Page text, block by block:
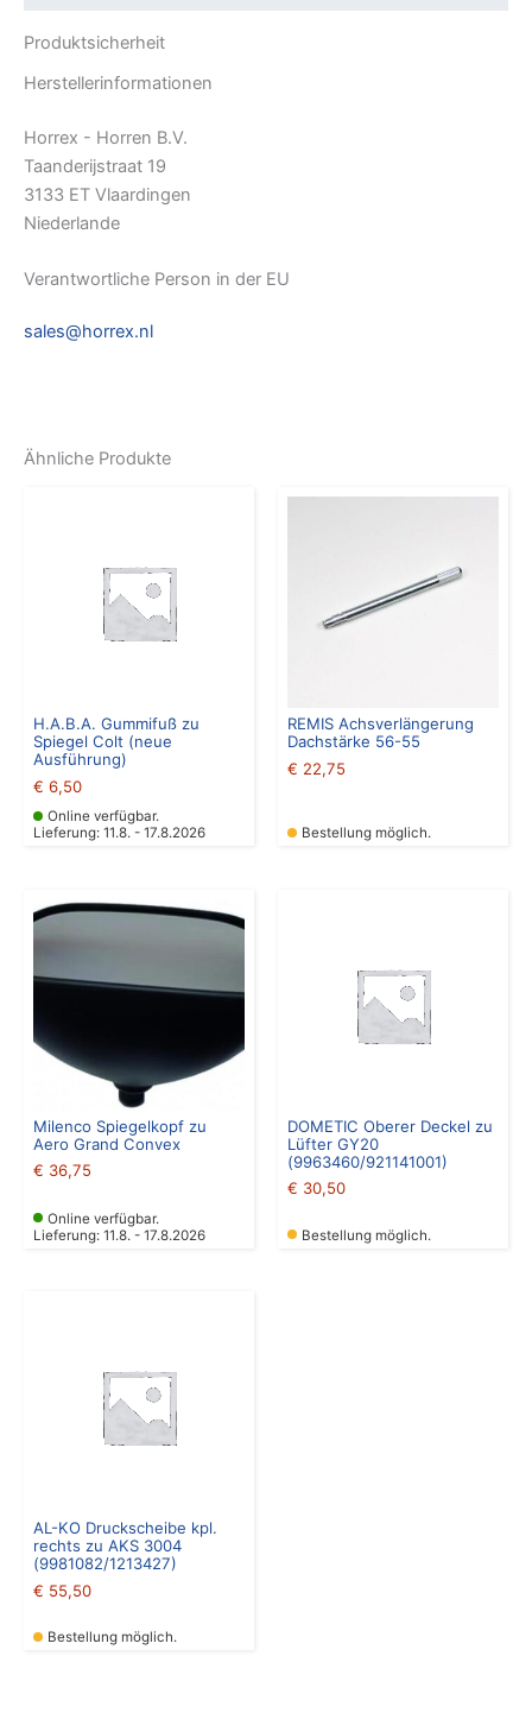
Produktsicherheit
Herstellerinformationen
Horrex - Horren B.V.
Taanderijstraat 19
3133 ET Vlaardingen
Niederlande
Verantwortliche Person in der EU
sales@horrex.nl
Ähnliche Produkte
H.A.B.A. Gummifuß zu
Spiegel Colt (neue
Ausführung)
€ 6,50
Online verfügbar.
Lieferung: 11.8. - 17.8.2026
REMIS Achsverlängerung
Dachstärke 56-55
€ 22,75
Bestellung möglich.
Milenco Spiegelkopf zu
Aero Grand Convex
€ 36,75
Online verfügbar.
Lieferung: 11.8. - 17.8.2026
DOMETIC Oberer Deckel zu
Lüfter GY20
(9963460/921141001)
€ 30,50
Bestellung möglich.
AL-KO Druckscheibe kpl.
rechts zu AKS 3004
(9981082/1213427)
€ 55,50
Bestellung möglich.